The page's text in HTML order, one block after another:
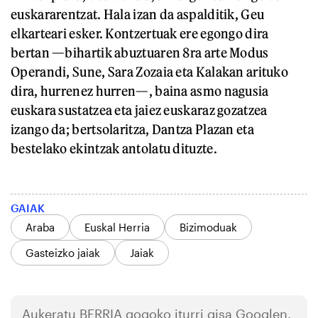
euskararentzat. Hala izan da aspalditik, Geu
elkarteari esker. Kontzertuak ere egongo dira
bertan —bihartik abuztuaren 8ra arte Modus
Operandi, Sune, Sara Zozaia eta Kalakan arituko
dira, hurrenez hurren—, baina asmo nagusia
euskara sustatzea eta jaiez euskaraz gozatzea
izango da; bertsolaritza, Dantza Plazan eta
bestelako ekintzak antolatu dituzte.
GAIAK
Araba
Euskal Herria
Bizimoduak
Gasteizko jaiak
Jaiak
Aukeratu BERRIA gogoko iturri gisa Googlen.